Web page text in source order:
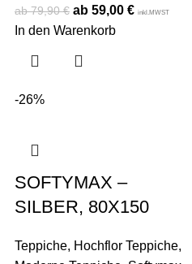
79,90€ 59,00 € inkl.MWST
In den Warenkorb
-26%
SOFTYMAX –
SILBER, 80X150
Teppiche, Hochflor Teppiche,